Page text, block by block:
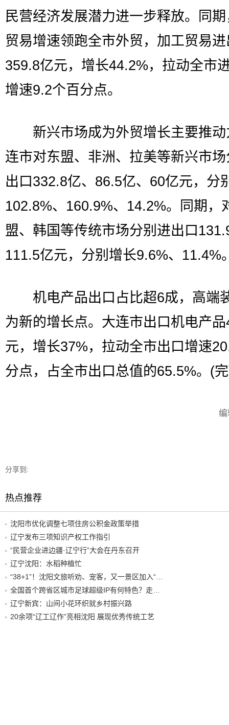
民营经济发展潜力进一步释放。同
贸易增速领跑全市外贸，加工贸易
359.8亿元，增长44.2%，拉动全市
增速9.2个百分点。
新兴市场成为外贸增长主要推动
连市对东盟、非洲、拉美等新兴市
出口332.8亿、86.5亿、60亿元，分
102.8%、160.9%、14.2%。同期，
盟、韩国等传统市场分别进出口
111.5亿元，分别增长9.6%、11.4%
机电产品出口占比超6成，高端
为新的增长点。大连市出口机电产
元，增长37%，拉动全市出口增速
分点，占全市出口总值的65.5%。(
分享到:
热点推荐
沈阳市优化调整七项住房公积金政策举措
辽宁发布三项知识产权工作指引
“民营企业进边疆·辽宁行”大会在丹东召开
辽宁沈阳：水稻种植忙
辽宁新宾：山间小花环织就乡村振兴路
20余项“辽工辽作”亮相沈阳 展现优秀传统工艺